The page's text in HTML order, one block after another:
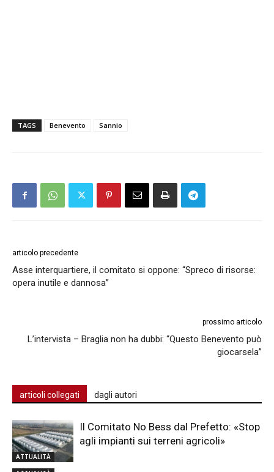
TAGS Benevento Sannio
articolo precedente
Asse interquartiere, il comitato si oppone: “Spreco di risorse:
opera inutile e dannosa”
prossimo articolo
L’intervista – Braglia non ha dubbi: “Questo Benevento può
giocarsela”
articoli collegati dagli autori
ATTUALITÀ
Il Comitato No Bess dal Prefetto: «Stop
agli impianti sui terreni agricoli»